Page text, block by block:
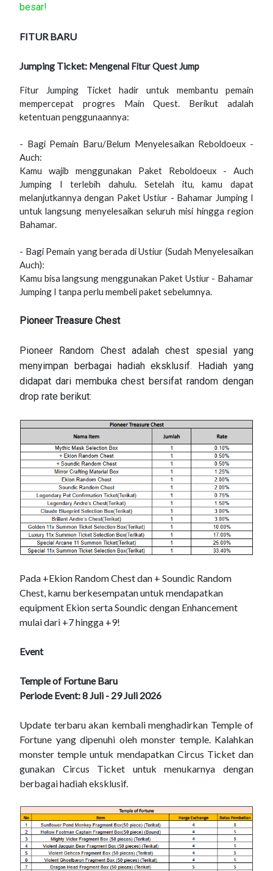
besar!
FITUR BARU
Jumping Ticket: Mengenal Fitur Quest Jump
Fitur Jumping Ticket hadir untuk membantu pemain
mempercepat progres Main Quest. Berikut adalah
ketentuan penggunaannya:
- Bagi Pemain Baru/Belum Menyelesaikan Reboldoeux -
Auch:
Kamu wajib menggunakan Paket Reboldoeux - Auch
Jumping I terlebih dahulu. Setelah itu, kamu dapat
melanjutkannya dengan Paket Ustiur - Bahamar Jumping I
untuk langsung menyelesaikan seluruh misi hingga region
Bahamar.
- Bagi Pemain yang berada di Ustiur (Sudah Menyelesaikan
Auch):
Kamu bisa langsung menggunakan Paket Ustiur - Bahamar
Jumping I tanpa perlu membeli paket sebelumnya.
Pioneer Treasure Chest
Pioneer Random Chest adalah chest spesial yang
menyimpan berbagai hadiah eksklusif. Hadiah yang
didapat dari membuka chest bersifat random dengan
drop rate berikut:
Pada +Ekion Random Chest dan + Soundic Random
Chest, kamu berkesempatan untuk mendapatkan
equipment Ekion serta Soundic dengan Enhancement
mulai dari +7 hingga +9!
Event
Temple of Fortune Baru
Periode Event: 8 Juli - 29 Juli 2026
Update terbaru akan kembali menghadirkan Temple of
Fortune yang dipenuhi oleh monster temple. Kalahkan
monster temple untuk mendapatkan Circus Ticket dan
gunakan Circus Ticket untuk menukarnya dengan
berbagai hadiah eksklusif.